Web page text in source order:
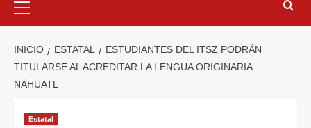
INICIO ESTATAL
ESTUDIANTES DEL ITSZ PODRÁN
TITULARSE AL ACREDITAR LA LENGUA ORIGINARIA
NÁHUATL
Estatal